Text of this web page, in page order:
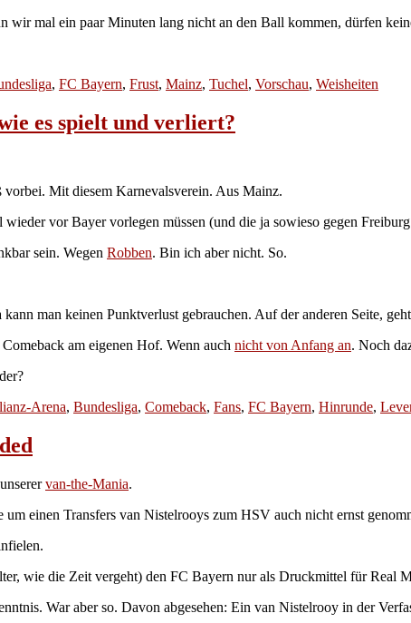
wir mal ein paar Minuten lang nicht an den Ball kommen, dürfen
, FC Bayern, Frust, Mainz, Tuchel, Vorschau, Weisheiten
es spielt und verliert?
vorbei. Mit diesem Karnevalsverein. Aus Mainz.
vor Bayer vorlegen müssen (und die ja sowieso gegen
sein. Wegen Robben. Bin ich aber nicht. So.
kann man keinen Punktverlust gebrauchen. Auf der anderen Seite,
am eigenen Hof. Wenn auch nicht von Anfang an. Noch
Arena, Bundesliga, Comeback, Fans, FC Bayern, Hinrunde,
van-the-Mania.
um einen Transfers van Nistelrooys zum HSV auch nicht ernst
wie die Zeit vergeht) den FC Bayern nur als Druckmittel für Real
War aber so. Davon abgesehen: Ein van Nistelrooy in der